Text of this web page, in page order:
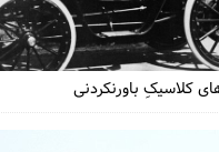
کلاسیکِ باورنکردنی